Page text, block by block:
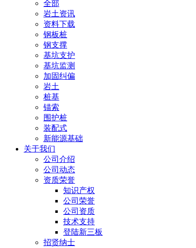
全部
岩土资讯
资料下载
钢板桩
钢支撑
基坑支护
基坑监测
加固纠偏
岩土
桩基
锚索
围护桩
装配式
新能源基础
关于我们
公司介绍
公司动态
资质荣誉
知识产权
公司荣誉
公司资质
技术支持
登陆新三板
招贤纳士